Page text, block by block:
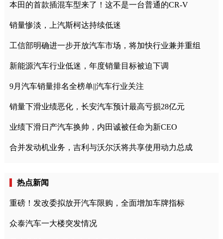
本田的首款插混车型来了！这不是一台普通的CR-V
销量惨淡，上汽斯柯达持续低迷
工信部明确进一步开放汽车市场，将加快行业兼并重组
新能源汽车行业低迷，年度销量目标被迫下调
9月汽车销量排名全榜单||汽车行业关注
销量下滑业绩恶化，长安汽车预计最高亏损28亿元
业绩下滑日产汽车换帅，内田诚被任命为新CEO
合并发动机业务，吉利与沃尔沃将共享使用动力总成
热点新闻
重磅！发改委拟放开汽车限购，全面增加车牌指标
众泰汽车一大楼突发情况